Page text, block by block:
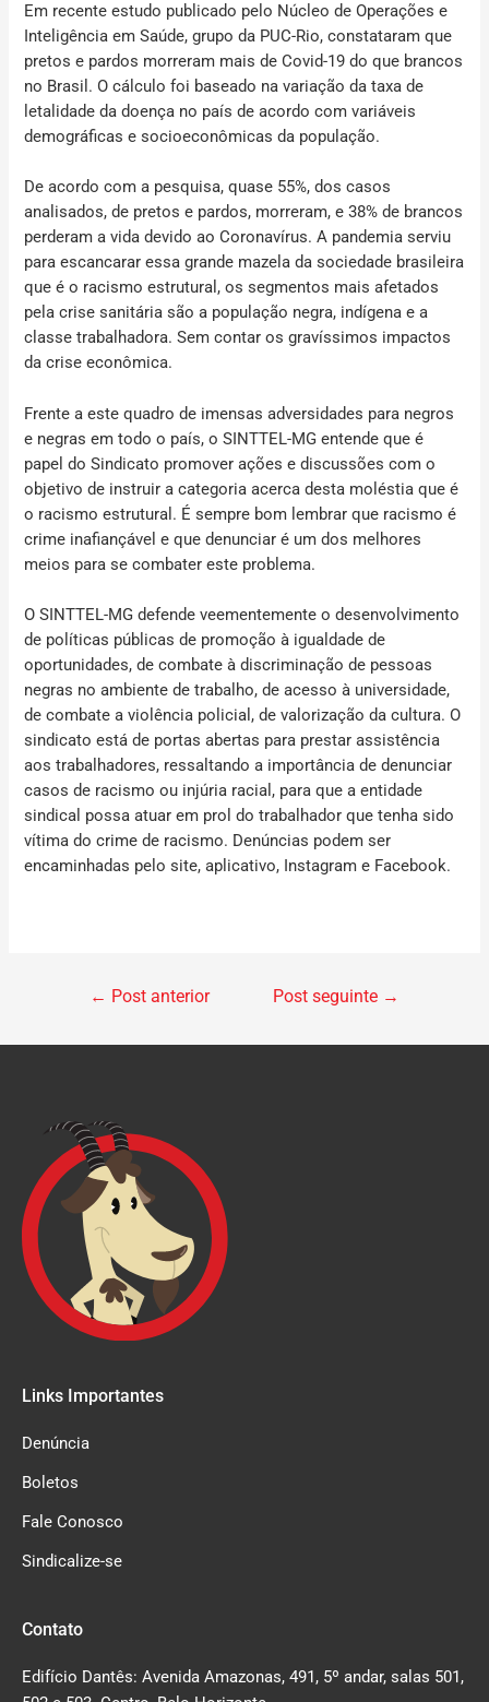
Em recente estudo publicado pelo Núcleo de Operações e
Inteligência em Saúde, grupo da PUC-Rio, constataram que
pretos e pardos morreram mais de Covid-19 do que brancos
no Brasil. O cálculo foi baseado na variação da taxa de
letalidade da doença no país de acordo com variáveis
demográficas e socioeconômicas da população.
De acordo com a pesquisa, quase 55%, dos casos
analisados, de pretos e pardos, morreram, e 38% de brancos
perderam a vida devido ao Coronavírus. A pandemia serviu
para escancarar essa grande mazela da sociedade brasileira
que é o racismo estrutural, os segmentos mais afetados
pela crise sanitária são a população negra, indígena e a
classe trabalhadora. Sem contar os gravíssimos impactos
da crise econômica.
Frente a este quadro de imensas adversidades para negros
e negras em todo o país, o SINTTEL-MG entende que é
papel do Sindicato promover ações e discussões com o
objetivo de instruir a categoria acerca desta moléstia que é
o racismo estrutural. É sempre bom lembrar que racismo é
crime inafiançável e que denunciar é um dos melhores
meios para se combater este problema.
O SINTTEL-MG defende veementemente o desenvolvimento
de políticas públicas de promoção à igualdade de
oportunidades, de combate à discriminação de pessoas
negras no ambiente de trabalho, de acesso à universidade,
de combate a violência policial, de valorização da cultura. O
sindicato está de portas abertas para prestar assistência
aos trabalhadores, ressaltando a importância de denunciar
casos de racismo ou injúria racial, para que a entidade
sindical possa atuar em prol do trabalhador que tenha sido
vítima do crime de racismo. Denúncias podem ser
encaminhadas pelo site, aplicativo, Instagram e Facebook.
← Post anterior Post seguinte →
Links Importantes
Denúncia
Boletos
Fale Conosco
Sindicalize-se
Contato
Edifício Dantês: Avenida Amazonas, 491, 5º andar, salas 501,